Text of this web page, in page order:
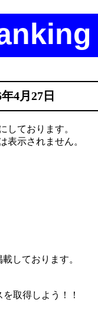
4月27日
ております。
表示されません。
しております。
取得しよう！！